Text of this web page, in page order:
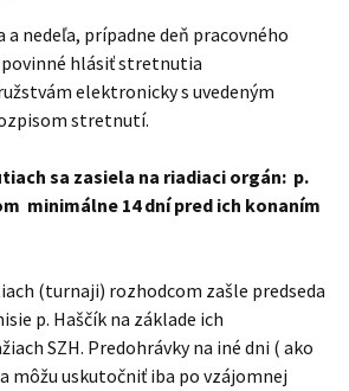
a nedeľa, prípadne deň pracovného
povinné hlásiť stretnutia
elektronicky s uvedeným
stretnutí.
sa zasiela na riadiaci orgán: p.
minimálne 14 dní pred ich konaním
(turnaji) rozhodcom zašle predseda
p. Haščík na základe ich
SZH. Predohrávky na iné dni ( ako
môžu uskutočniť iba po vzájomnej